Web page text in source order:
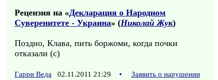
Рецензия на «Декларация о Народном
Суверенитете - Украина» (Николай Жук)
Поздно, Клава, пить боржоми, когда почки
отказали (с)
Гарри Веда 02.11.2011 21:29 • Заявить о нарушении